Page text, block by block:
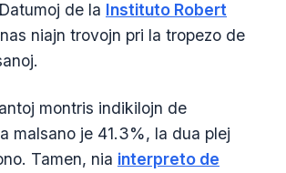
de la Instituto Robert
niajn trovojn pri la tropezo de
montris indikilojn de
malsano je 41.3%, la dua plej
Tamen, nia interpreto de